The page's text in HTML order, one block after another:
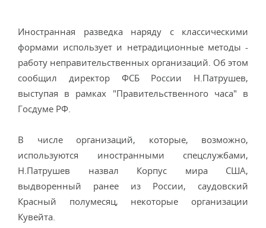
Иностранная разведка наряду с классическими
формами использует и нетрадиционные методы -
работу неправительственных организаций. Об этом
сообщил директор ФСБ России Н.Патрушев,
выступая в рамках "Правительственного часа" в
Госдуме РФ.
В числе организаций, которые, возможно,
используются иностранными спецслужбами,
Н.Патрушев назвал Корпус мира США,
выдворенный ранее из России, саудовский
Красный полумесяц, некоторые организации
Кувейта.